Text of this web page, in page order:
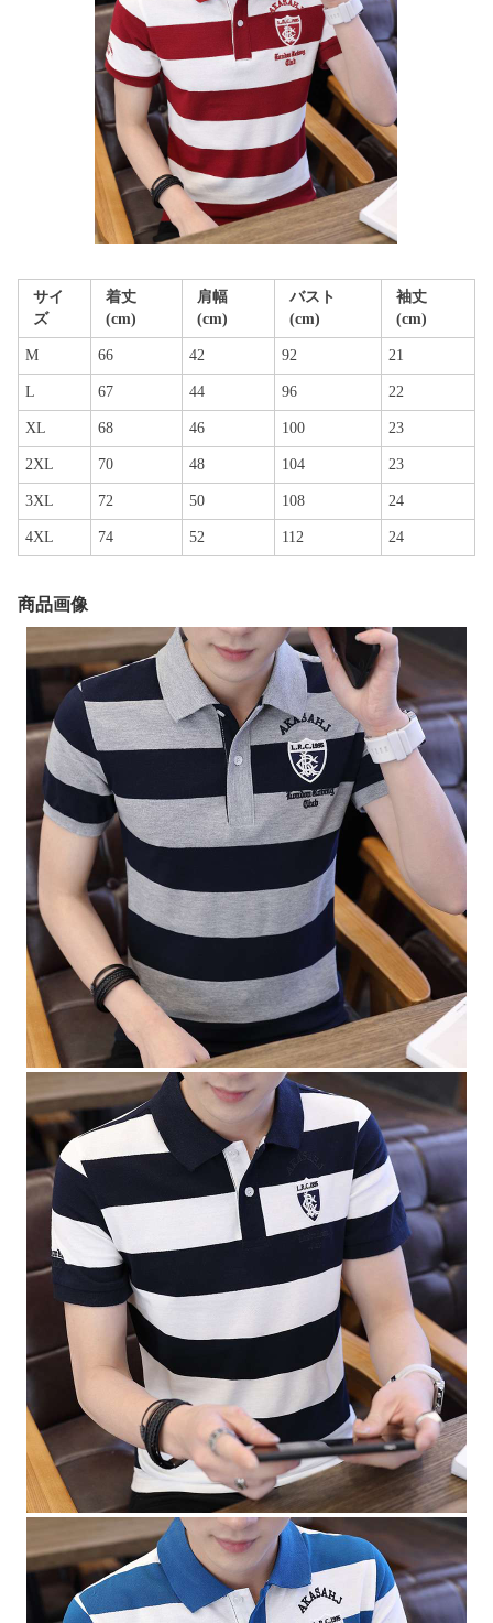
サイ
ズ
着丈
(cm)
肩幅
(cm)
バスト
(cm)
袖丈
(cm)
M 66 42 92 21
L 67 44 96 22
XL 68 46 100 23
2XL 70 48 104 23
3XL 72 50 108 24
4XL 74 52 112 24
商品画像